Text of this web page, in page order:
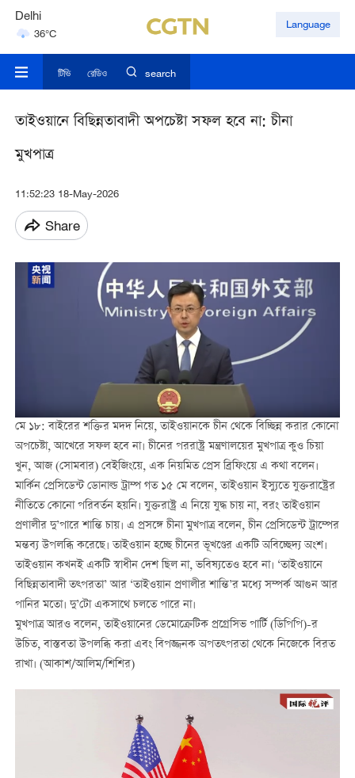
Delhi
36°C
Hyderabad
Language
টিভি রেডিও search
তাইওয়ানে বিছিন্নতাবাদী অপচেষ্টা সফল হবে না: ‌চীনা
মুখপাত্র
11:52:23 18-May-2026
Share
মে ১৮: বাইরের শক্তির মদদ নিয়ে, তাইওয়ানকে চীন থেকে বিচ্ছিন্ন করার কোনো
অপচেষ্টা, আখেরে সফল হবে না। চীনের পররাষ্ট্র মন্ত্রণালয়ের মুখপাত্র কুও চিয়া
খুন, আজ (সোমবার) বেইজিংয়ে, এক নিয়মিত প্রেস ব্রিফিংয়ে এ কথা বলেন।
মার্কিন প্রেসিডেন্ট ডোনাল্ড ট্রাম্প গত ১৫ মে বলেন, তাইওয়ান ইস্যুতে যুক্তরাষ্ট্রের
নীতিতে কোনো পরিবর্তন হয়নি। যুক্তরাষ্ট্র এ নিয়ে যুদ্ধ চায় না, বরং তাইওয়ান
প্রণালীর দু’পারে শান্তি চায়। এ প্রসঙ্গে চীনা মুখপাত্র বলেন, চীন প্রেসিডেন্ট ট্রাম্পের
মন্তব্য উপলব্ধি করেছে। তাইওয়ান হচ্ছে চীনের ভূখণ্ডের একটি অবিচ্ছেদ্য অংশ।
তাইওয়ান কখনই একটি স্বাধীন দেশ ছিল না, ভবিষ্যতেও হবে না। ‘তাইওয়ানে
বিছিন্নতাবাদী তত্পরতা’ আর ‘তাইওয়ান প্রণালীর শান্তি’র মধ্যে সম্পর্ক আগুন আর
পানির মতো। দু’টো একসাথে চলতে পারে না।
মুখপাত্র আরও বলেন, তাইওয়ানের ডেমোক্রেটিক প্রগ্রেসিভ পার্টি (ডিপিপি)-র
উচিত, বাস্তবতা উপলব্ধি করা এবং বিপজ্জনক অপতত্পরতা থেকে নিজেকে বিরত
রাখা। (আকাশ/আলিম/শিশির)